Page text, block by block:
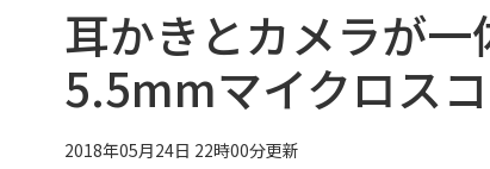
耳かきとカメラが
5.5mmマイクロス
2018年05月24日 22時00分更新